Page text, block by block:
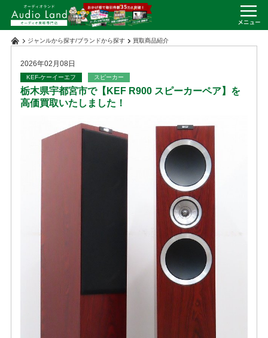
ジャンルから探す/ブランドから探す 買取商品紹介
2026年02月08日
KEF-ケーイーエフ スピーカー
栃木県宇都宮市で【KEF R900 スピーカーペア】を
高価買取いたしました！